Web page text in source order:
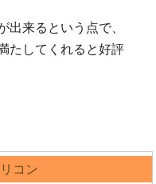
出来るという点で、
たしてくれると好評
コン